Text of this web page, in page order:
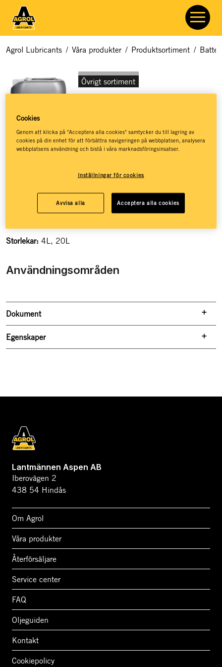
Agrol Lubricants / Våra produkter / Produktsortiment /
Övrigt sortiment
Avmineraliserat
Avjoniserat
Storlekar: 4L, 20L
Användningsområden
Dokument
Egenskaper
Lantmännen Aspen AB
Iberovägen 2
438 54 Hindås
Om Agrol
Våra produkter
Återförsäljare
Service center
FAQ
Oljeguiden
Kontakt
Cookiepolicy
Cookies
Genom att klicka på "Acceptera alla cookies" samtycker du till lagring av
cookies på din enhet för att förbättra navigeringen på webbplatsen, analysera
webbplatsens användning och bistå i våra marknadsföringsinsatser.
Inställningar för cookies
Avvisa alla Acceptera alla cookies